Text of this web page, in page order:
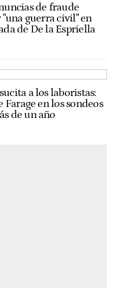
de fraude
guerra civil" en
de De la Espriella
a los laboristas:
en los sondeos
de un año